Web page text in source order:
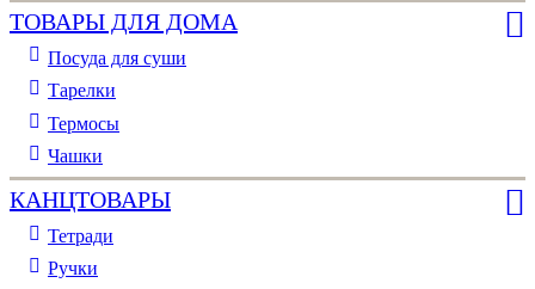
ТОВАРЫ ДЛЯ ДОМА
Посуда для суши
Тарелки
Термосы
Чашки
КАНЦТОВАРЫ
Тетради
Ручки